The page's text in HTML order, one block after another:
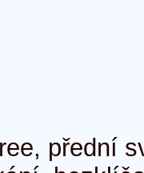
přední